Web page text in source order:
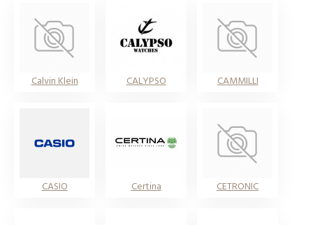
Calvin Klein CALYPSO CAMMILLI
CASIO Certina CETRONIC